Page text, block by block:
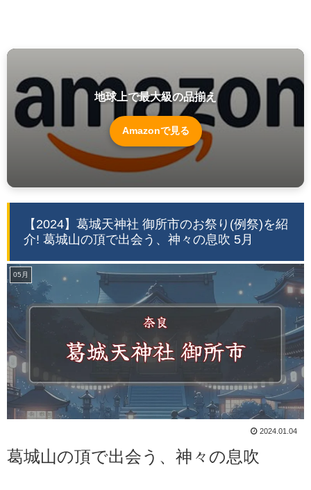
地球上で最大級の品揃え
Amazonで見る
【2024】葛城天神社 御所市のお祭り(例祭)を紹
介! 葛城山の頂で出会う、神々の息吹 5月
05月
2024.01.04
葛城山の頂で出会う、神々の息吹